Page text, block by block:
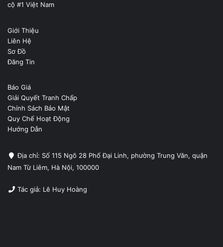
cộ #1 Việt Nam
Giới Thiệu
Liên Hệ
Sơ Đồ
Đăng Tin
Báo Giá
Giải Quyết Tranh Chấp
Chính Sách Bảo Mật
Quy Chế Hoạt Động
Hướng Dẫn
Địa chỉ: Số 115 Ngõ 28 Phố Đại Linh, phường Trung Văn, quận
Nam Từ Liêm, Hà Nội, 100000
Tác giả: Lê Huy Hoàng